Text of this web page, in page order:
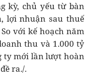
kỳ, chủ yếu từ bàn
lợi nhuận sau thuế
với kế hoạch năm
thu và 1.000 tỷ
ty mới lần lượt hoàn
ra./.